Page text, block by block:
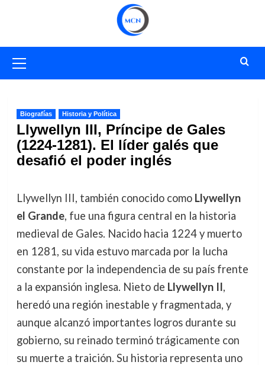
primario
Biografías Historia y Política
Llywellyn III, Príncipe de Gales
(1224-1281). El líder galés que
desafió el poder inglés
Llywellyn III, también conocido como Llywellyn
el Grande, fue una figura central en la historia
medieval de Gales. Nacido hacia 1224 y muerto
en 1281, su vida estuvo marcada por la lucha
constante por la independencia de su país frente
a la expansión inglesa. Nieto de Llywellyn II,
heredó una región inestable y fragmentada, y
aunque alcanzó importantes logros durante su
gobierno, su reinado terminó trágicamente con
su muerte a traición. Su historia representa uno